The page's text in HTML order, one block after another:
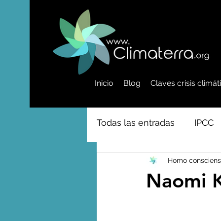
Inicio Blog Claves crisis
Todas las entradas IPCC
Activismo - Greta -
Naomi
Homo consciens